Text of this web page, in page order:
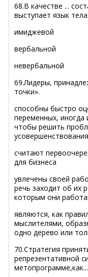
68.В качестве ...
выступает язык
имиджевой
вербальной
невербальной
69.Лидеры,
точки».
способны быстро
переменных, иногда
чтобы решить
усовершенствования
считают
для бизнеса
увлечены своей
речь заходит об их
которым они
являются, как
мыслителями,
одно дерево или
70.Стратегия
репрезентативной
метопрограмме,как...